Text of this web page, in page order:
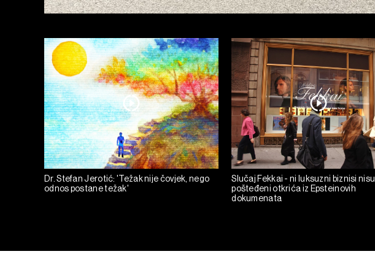
Dr. Stefan Jerotić: 'Težak nije čovjek, nego
odnos postane težak'
Slučaj Fekkai - ni luksuzni biznisi nisu
pošteđeni otkrića iz Epsteinovih
dokumenata